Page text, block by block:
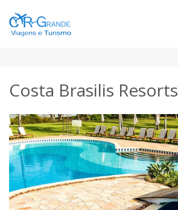
Costa Brasilis Resorts